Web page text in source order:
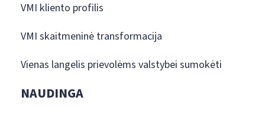
VMI kliento profilis
VMI skaitmeninė transformacija
Vienas langelis prievolėms valstybei sumokėti
NAUDINGA